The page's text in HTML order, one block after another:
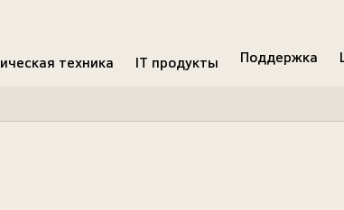
техника IT продукты Поддержка